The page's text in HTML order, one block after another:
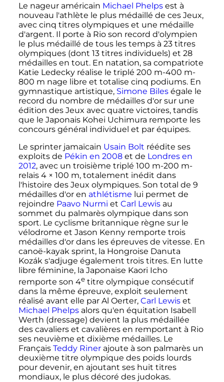
Le nageur américain Michael Phelpsest à
nouveau l'athlète le plus médaillé de ces Jeux,
avec cinq titres olympiques et une médaille
d'argent. Il porte à Rio son record d'olympien
le plus médaillé de tous les temps à 23 titres
olympiques (dont 13 titres individuels) et 28
médailles en tout. En natation, sa compatriote
Katie Ledecky réalise le triplé 200 m-400 m-
800 m nage libre et totalise cinq podiums. En
gymnastique artistique, Simone Bileségale le
record du nombre de médailles d'or sur une
édition des Jeux avec quatre victoires, tandis
que le Japonais Kohei Uchimura remporte les
concours général individuel et par équipes.
Le sprinter jamaïcain Usain Bolt réédite ses
exploits de Pékin en 2008et de Londres en
2012, avec un troisième triplé 100 m-200 m-
relais 4 × 100 m, totalement inédit dans
l'histoire des Jeux olympiques. Son total de 9
médailles d'or en athlétisme lui permet de
rejoindre Paavo Nurmi et Carl Lewisau
sommet du palmarès olympique dans son
sport. Le cyclisme britannique règne sur le
vélodrome et Jason Kenny remporte trois
médailles d'or dans les épreuves de vitesse. En
canoë-kayak sprint, la Hongroise Danuta
Kozák s'adjuge également trois titres. En lutte
libre féminine, la Japonaise Kaori Icho
remporte son 4e titre olympique consécutif
dans la même épreuve, exploit seulement
réalisé avant elle par Al Oerter, Carl Lewiset
Michael Phelpsalors qu'en équitation Isabell
Werth (dressage) devient la plus médaillée
des cavaliers et cavalières en remportant à Rio
ses neuvième et dixième médailles. Le
Français Teddy Rinerajoute à son palmarès un
deuxième titre olympique des poids lourds
pour devenir, en ajoutant ses huit titres
mondiaux, le plus décoré des judokas.